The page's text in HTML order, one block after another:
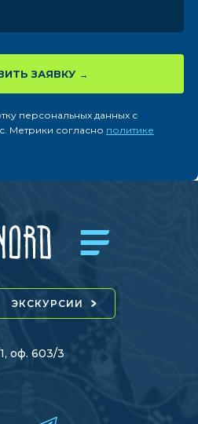
ЗАЯВКУ
персональных данных с
Метрики согласно политике
ЭКСКУРСИИ
оф. 603/3